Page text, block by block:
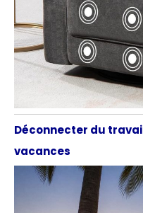
Déconnecter du
vacances